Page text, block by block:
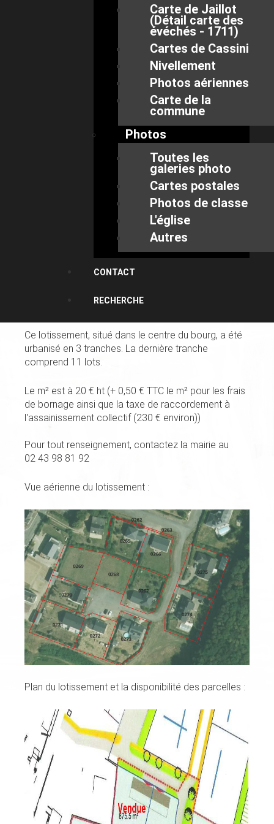
Carte de Jaillot
(Détail carte des
évéchés - 1711)
Cartes de Cassini
Nivellement
Photos aériennes
Carte de la
commune
Photos
Toutes les
galeries photo
Cartes postales
Photos de classe
L'église
Autres
CONTACT
RECHERCHE
Ce lotissement, situé dans le centre du bourg, a été
urbanisé en 3 tranches. La dernière tranche
comprend 11 lots.
Le m² est à 20 € ht (+ 0,50 € TTC le m² pour les frais
de bornage ainsi que la taxe de raccordement à
l'assainissement collectif (230 € environ))
Pour tout renseignement, contactez la mairie au
02 43 98 81 92
Vue aérienne du lotissement :
Plan du lotissement et la disponibilité des parcelles :